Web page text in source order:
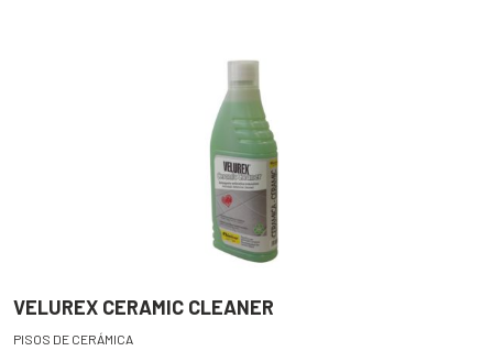
VELUREX CERAMIC CLEANER
PISOS DE CERÁMICA